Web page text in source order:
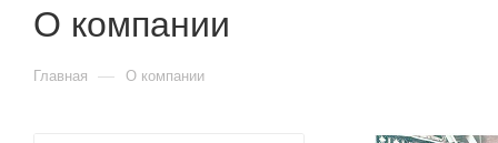
О компании
Главная — О компании